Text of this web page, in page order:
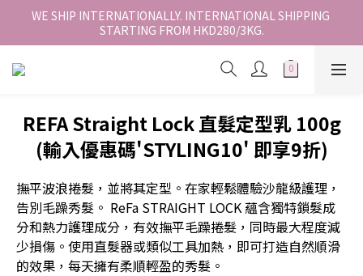
香港地區全店免運。免運費適用於香港順豐站、營業點或智能櫃取
件。
WE SHIP INTERNATIONALLY. INTERNATIONAL SHIPPING
STARTING FROM HKD280/3KG.
香港地區全店免運。免運費適用於香港順豐站、營業點或智能櫃取
REFA Straight Lock 直髮定型乳 100g
(輸入優惠碼'STYLING10' 即享9折)
撫平波浪捲髮，並將其定型。在家輕鬆體驗沙龍級護理，
告別毛躁秀髮。 ReFa STRAIGHT LOCK 蘊含獨特鎖髮成
分和熱力護理成分，有效撫平毛躁捲髮，同時最大程度減
少損傷。使用直髮器或類似工具加熱，即可打造自然順滑
的效果，每天擁有柔順輕盈的秀髮。